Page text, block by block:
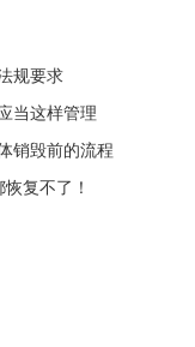
规要求
当这样管理
销毁前的流程
复不了！